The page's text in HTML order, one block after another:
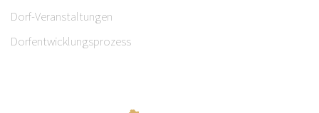
Dorf-Veranstaltungen
Dorfentwicklungsprozess